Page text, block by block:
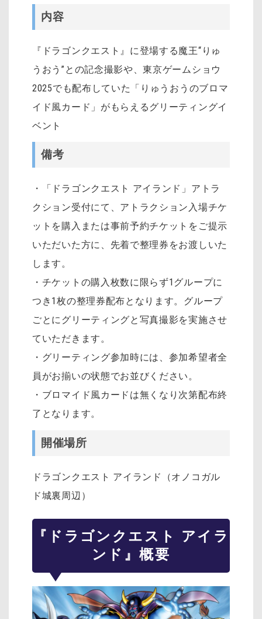
内容
『ドラゴンクエスト』に登場する魔王“りゅ
うおう”との記念撮影や、東京ゲームショウ
2025でも配布していた「りゅうおうのブロマ
イド風カード」がもらえるグリーティングイ
ベント
備考
・「ドラゴンクエスト アイランド」アトラ
クション受付にて、アトラクション入場チケ
ットを購入または事前予約チケットをご提示
いただいた方に、先着で整理券をお渡しいた
します。
・チケットの購入枚数に限らず1グループに
つき1枚の整理券配布となります。グループ
ごとにグリーティングと写真撮影を実施させ
ていただきます。
・グリーティング参加時には、参加希望者全
員がお揃いの状態でお並びください。
・ブロマイド風カードは無くなり次第配布終
了となります。
開催場所
ドラゴンクエスト アイランド（オノコガル
ド城裏周辺）
『ドラゴンクエスト アイラ
ンド』概要